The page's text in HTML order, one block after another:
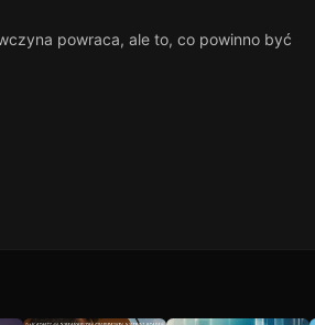
powraca, ale to, co powinno być